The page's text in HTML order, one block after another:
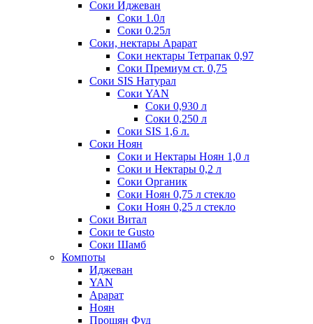
Соки Иджеван
Соки 1.0л
Соки 0.25л
Соки, нектары Арарат
Соки нектары Тетрапак 0,97
Соки Премиум ст. 0,75
Соки SIS Натурал
Соки YAN
Соки 0,930 л
Соки 0,250 л
Соки SIS 1,6 л.
Соки Ноян
Соки и Нектары Ноян 1,0 л
Соки и Нектары 0,2 л
Соки Органик
Соки Ноян 0,75 л стекло
Соки Ноян 0,25 л стекло
Соки Витал
Соки te Gusto
Соки Шамб
Компоты
Иджеван
YAN
Арарат
Ноян
Прошян Фуд